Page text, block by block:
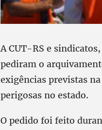
A CUT-RS e
pediram o
exigências previstas
perigosas no estado.
O pedido foi feito